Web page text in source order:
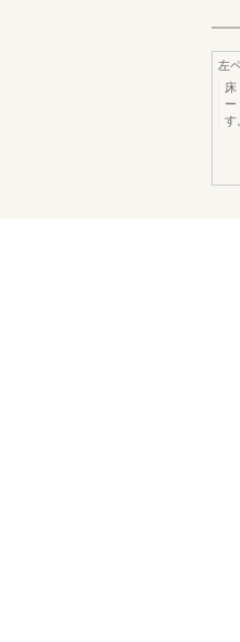
左
床
ー
す